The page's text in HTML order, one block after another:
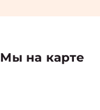
Мы на карте